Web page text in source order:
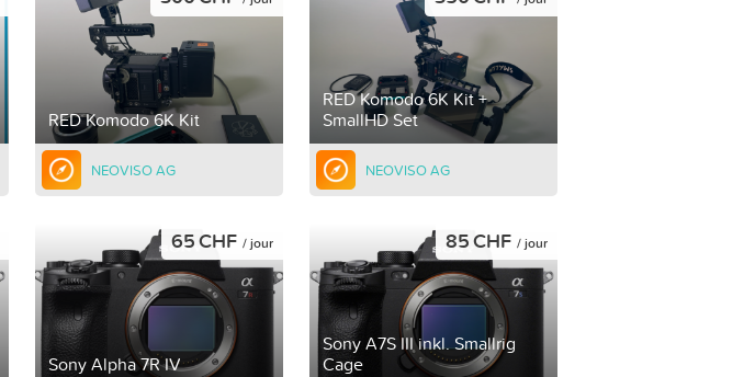
RED Komodo 6K Kit
NEOVISO AG
RED Komodo 6K Kit +
SmallHD Set
NEOVISO AG
Sony Alpha 7R IV
65 CHF / jour
Sony A7S III inkl. Smallrig
Cage
85 CHF / jour